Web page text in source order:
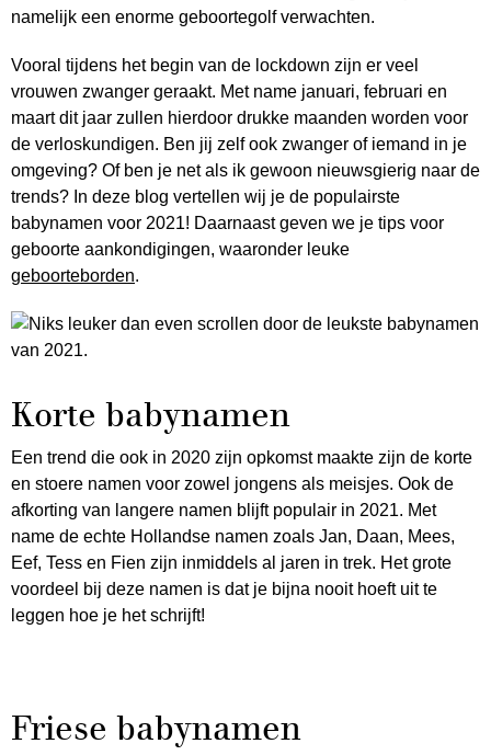
namelijk een enorme geboortegolf verwachten.
Vooral tijdens het begin van de lockdown zijn er veel
vrouwen zwanger geraakt. Met name januari, februari en
maart dit jaar zullen hierdoor drukke maanden worden voor
de verloskundigen. Ben jij zelf ook zwanger of iemand in je
omgeving? Of ben je net als ik gewoon nieuwsgierig naar de
trends? In deze blog vertellen wij je de populairste
babynamen voor 2021! Daarnaast geven we je tips voor
geboorte aankondigingen, waaronder leuke
geboorteborden.
Korte babynamen
Een trend die ook in 2020 zijn opkomst maakte zijn de korte
en stoere namen voor zowel jongens als meisjes. Ook de
afkorting van langere namen blijft populair in 2021. Met
name de echte Hollandse namen zoals Jan, Daan, Mees,
Eef, Tess en Fien zijn inmiddels al jaren in trek. Het grote
voordeel bij deze namen is dat je bijna nooit hoeft uit te
leggen hoe je het schrijft!
Friese babynamen